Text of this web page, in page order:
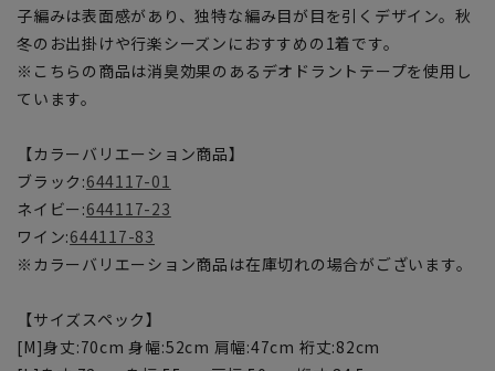
子編みは表面感があり、独特な編み目が目を引くデザイン。秋
冬のお出掛けや行楽シーズンにおすすめの1着です。
※こちらの商品は消臭効果のあるデオドラントテープを使用し
ています。
【カラーバリエーション商品】
ブラック:644117-01
ネイビー:644117-23
ワイン:644117-83
※カラーバリエーション商品は在庫切れの場合がございます。
【サイズスペック】
[M]身丈:70cm 身幅:52cm 肩幅:47cm 裄丈:82cm